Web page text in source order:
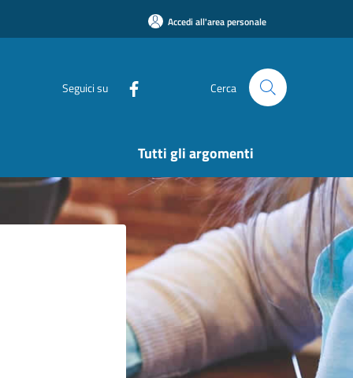
Accedi all'area personale
Seguici su Cerca
Tutti gli argomenti